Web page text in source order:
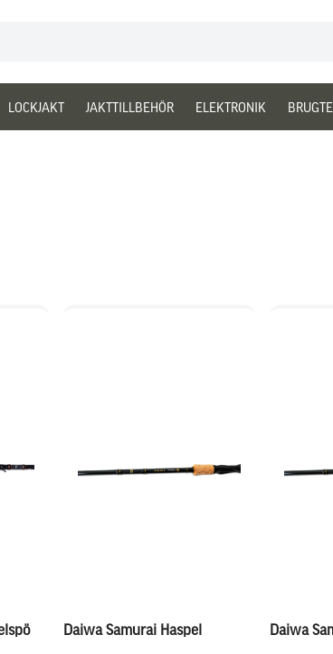
LOCKJAKT JAKTTILLBEHÖR ELEKTRONIK
Daiwa Samurai Haspel Daiwa